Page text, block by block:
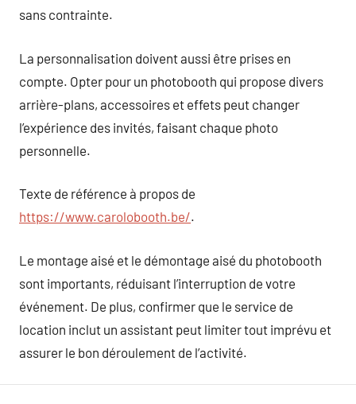
sans contrainte.
La personnalisation doivent aussi être prises en
compte. Opter pour un photobooth qui propose divers
arrière-plans, accessoires et effets peut changer
l’expérience des invités, faisant chaque photo
personnelle.
Texte de référence à propos de
https://www.carolobooth.be/.
Le montage aisé et le démontage aisé du photobooth
sont importants, réduisant l’interruption de votre
événement. De plus, confirmer que le service de
location inclut un assistant peut limiter tout imprévu et
assurer le bon déroulement de l’activité.